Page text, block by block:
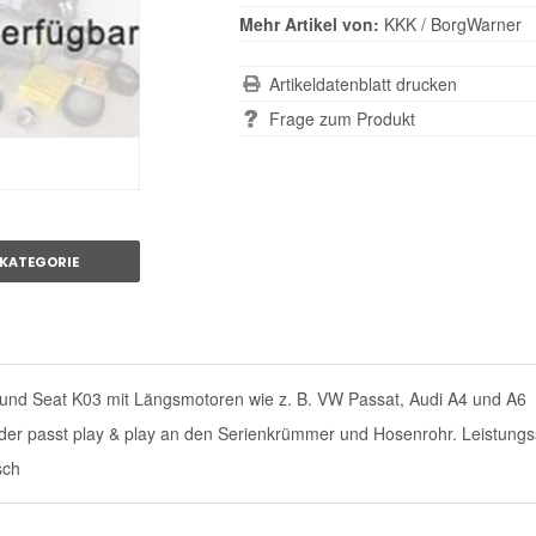
Mehr Artikel von: KKK / BorgWarner
Artikeldatenblatt drucken
Frage zum Produkt
Seat K03 mit Längsmotoren wie z. B. VW Passat, Audi A4 und A6
passt play & play an den Serienkrümmer und Hosenrohr.